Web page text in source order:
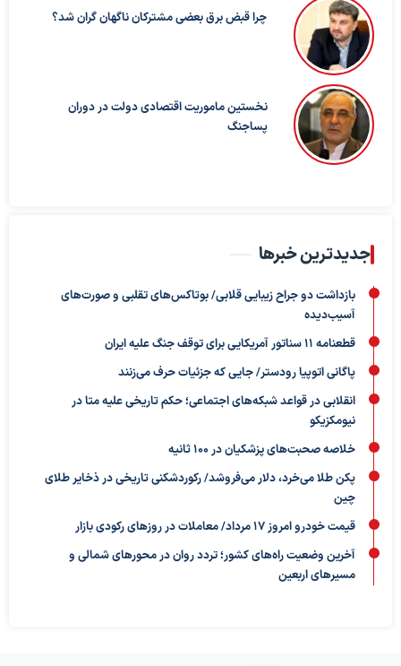
چرا قبض برق بعضی مشترکان ناگهان گران شد؟
نخستین ماموریت اقتصادی دولت در دوران
پساجنگ
جدیدترین خبرها
بازداشت دو جراح زیبایی قلابی/ بوتاکس‌های تقلبی و صورت‌های
آسیب‌دیده
قطعنامه ۱۱ سناتور آمریکایی برای توقف جنگ علیه ایران
پاگانی اتوپیا رودستر/ جایی که جزئیات حرف می‌زنند
انقلابی در قواعد شبکه‌های اجتماعی؛ حکم تاریخی علیه متا در
نیومکزیکو
خلاصه صحبت‌های پزشکیان در ۱۰۰ ثانیه
پکن طلا می‌خرد، دلار می‌فروشد/ رکوردشکنی تاریخی در ذخایر طلای
چین
قیمت خودرو امروز ۱۷ مرداد/ معاملات در روزهای رکودی بازار
آخرین وضعیت راه‌های کشور؛ تردد روان در محورهای شمالی و
مسیرهای اربعین